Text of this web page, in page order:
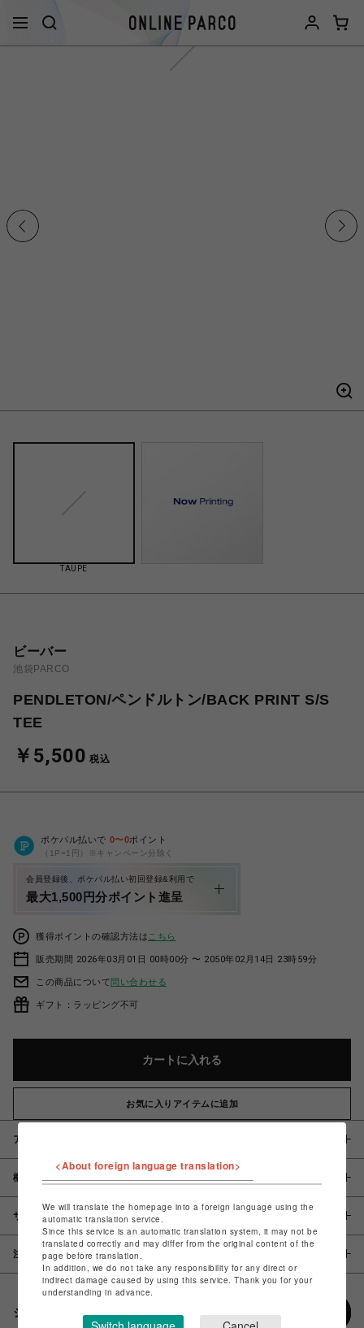
TAUPE
ビーバー
池袋PARCO
PENDLETON/ペンドルトン/BACK PRINT S/S
TEE
￥5,500 税込
ポケパル払いで 0〜0ポイント
（1P=1円）※キャンペーン分除く
会員登録後、ポケパル払い初回登録&利用で
最大1,500円分ポイント進呈
獲得ポイントの確認方法は こちら
販売期間 2026年03月01日 00時00分 〜 2050年02月14日 23時59分
この商品について問い合わせる
ギフト：ラッピング不可
カートに入れる
お気に入りアイテムに追加
アイテム説明 / 素材
概要
サイズ
注意事項
シェアする
<About foreign language translation>
We will translate the homepage into a foreign language using the
automatic translation service.
Since this service is an automatic translation system, it may not be
translated correctly and may differ from the original content of the
page before translation.
In addition, we do not take any responsibility for any direct or
indirect damage caused by using this service. Thank you for your
understanding in advance.